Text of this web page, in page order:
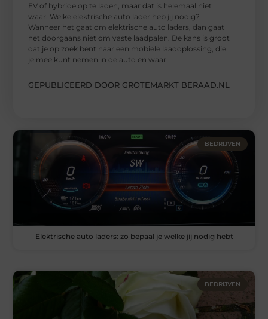
EV of hybride op te laden, maar dat is helemaal niet
waar. Welke elektrische auto lader heb jij nodig?
Wanneer het gaat om elektrische auto laders, dan gaat
het doorgaans niet om vaste laadpalen. De kans is groot
dat je op zoek bent naar een mobiele laadoplossing, die
je mee kunt nemen in de auto en waar
GEPUBLICEERD DOOR GROTEMARKT BERAAD.NL
BEDRIJVEN
Elektrische auto laders: zo bepaal je welke jij nodig hebt
BEDRIJVEN